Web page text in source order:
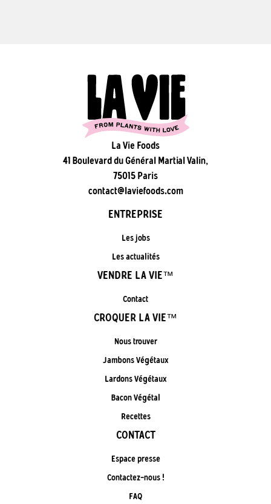
La Vie Foods
41 Boulevard du Général Martial Valin,
75015 Paris
contact@laviefoods.com
ENTREPRISE
Les jobs
Les actualités
VENDRE LA VIE™
Contact
CROQUER LA VIE™
Nous trouver
Jambons Végétaux
Lardons Végétaux
Bacon Végétal
Recettes
CONTACT
Espace presse
Contactez-nous !
FAQ